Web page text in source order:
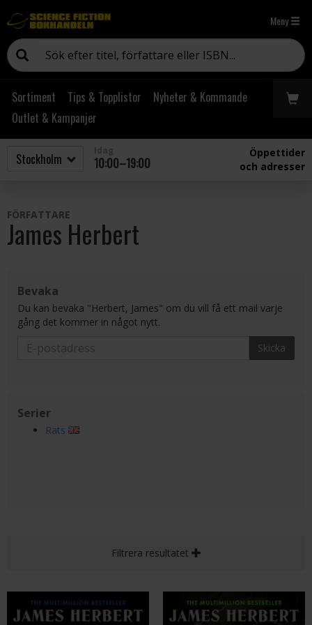
Meny
Sortiment Tips & Topplistor
Nyheter & Kommande
Outlet & Kampanjer
10:00–19:00
Öppettider
och adresser
FÖRFATTARE
James Herbert
Bevaka
Du kan bevaka "Herbert, James" om du vill få ett mail varje
gång det kommer in något nytt.
Skicka
Serier
Rats
Filtrera resultatet